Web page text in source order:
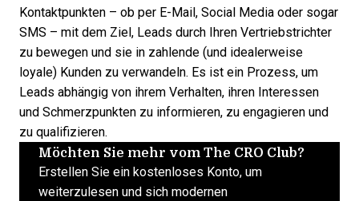
Kontaktpunkten – ob per E-Mail, Social Media oder sogar
SMS – mit dem Ziel, Leads durch Ihren Vertriebstrichter
zu bewegen und sie in zahlende (und idealerweise
loyale) Kunden zu verwandeln. Es ist ein Prozess, um
Leads abhängig von ihrem Verhalten, ihren Interessen
und Schmerzpunkten zu informieren, zu engagieren und
zu qualifizieren.
Möchten Sie mehr vom The CRO Club?
Erstellen Sie ein kostenloses Konto, um
weiterzulesen und sich modernen